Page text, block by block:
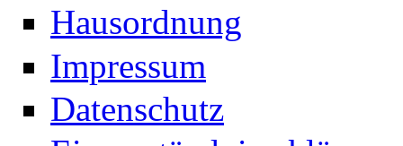
Hausordnung
Impressum
Datenschutz